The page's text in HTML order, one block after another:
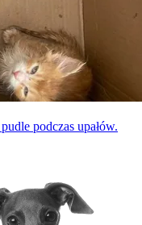
podczas upałów.